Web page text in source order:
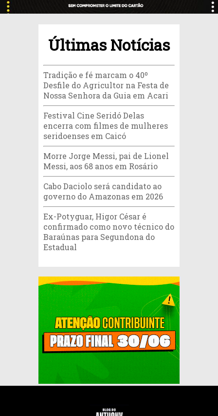
Últimas Notícias
Tradição e fé marcam o 40º
Desfile do Agricultor na Festa de
Nossa Senhora da Guia em Acari
Festival Cine Seridó Delas
encerra com filmes de mulheres
seridoenses em Caicó
Morre Jorge Messi, pai de Lionel
Messi, aos 68 anos em Rosário
Cabo Daciolo será candidato ao
governo do Amazonas em 2026
Ex-Potyguar, Higor César é
confirmado como novo técnico do
Baraúnas para Segundona do
Estadual